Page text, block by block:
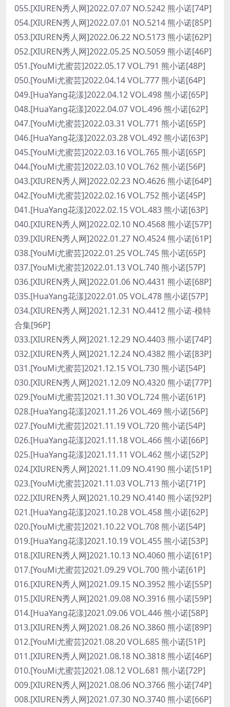
055.[XIUREN秀人网]2022.07.07 NO.5242 熊小诺[74P]
054.[XIUREN秀人网]2022.07.01 NO.5214 熊小诺[85P]
053.[XIUREN秀人网]2022.06.22 NO.5173 熊小诺[62P]
052.[XIUREN秀人网]2022.05.25 NO.5059 熊小诺[46P]
051.[YouMi尤蜜芸]2022.05.17 VOL.791 熊小诺[48P]
050.[YouMi尤蜜芸]2022.04.14 VOL.777 熊小诺[64P]
049.[HuaYang花漾]2022.04.12 VOL.498 熊小诺[65P]
048.[HuaYang花漾]2022.04.07 VOL.496 熊小诺[62P]
047.[YouMi尤蜜芸]2022.03.31 VOL.771 熊小诺[65P]
046.[HuaYang花漾]2022.03.28 VOL.492 熊小诺[63P]
045.[YouMi尤蜜芸]2022.03.16 VOL.765 熊小诺[65P]
044.[YouMi尤蜜芸]2022.03.10 VOL.762 熊小诺[56P]
043.[XIUREN秀人网]2022.02.23 NO.4626 熊小诺[64P]
042.[YouMi尤蜜芸]2022.02.16 VOL.752 熊小诺[45P]
041.[HuaYang花漾]2022.02.15 VOL.483 熊小诺[63P]
040.[XIUREN秀人网]2022.02.10 NO.4568 熊小诺[57P]
039.[XIUREN秀人网]2022.01.27 NO.4524 熊小诺[61P]
038.[YouMi尤蜜芸]2022.01.25 VOL.745 熊小诺[65P]
037.[YouMi尤蜜芸]2022.01.13 VOL.740 熊小诺[57P]
036.[XIUREN秀人网]2022.01.06 NO.4431 熊小诺[68P]
035.[HuaYang花漾]2022.01.05 VOL.478 熊小诺[57P]
034.[XIUREN秀人网]2021.12.31 NO.4412 熊小诺-模特
合集[96P]
033.[XIUREN秀人网]2021.12.29 NO.4403 熊小诺[74P]
032.[XIUREN秀人网]2021.12.24 NO.4382 熊小诺[83P]
031.[YouMi尤蜜芸]2021.12.15 VOL.730 熊小诺[54P]
030.[XIUREN秀人网]2021.12.09 NO.4320 熊小诺[77P]
029.[YouMi尤蜜芸]2021.11.30 VOL.724 熊小诺[61P]
028.[HuaYang花漾]2021.11.26 VOL.469 熊小诺[56P]
027.[YouMi尤蜜芸]2021.11.19 VOL.720 熊小诺[54P]
026.[HuaYang花漾]2021.11.18 VOL.466 熊小诺[66P]
025.[HuaYang花漾]2021.11.11 VOL.462 熊小诺[52P]
024.[XIUREN秀人网]2021.11.09 NO.4190 熊小诺[51P]
023.[YouMi尤蜜芸]2021.11.03 VOL.713 熊小诺[71P]
022.[XIUREN秀人网]2021.10.29 NO.4140 熊小诺[92P]
021.[HuaYang花漾]2021.10.28 VOL.458 熊小诺[62P]
020.[YouMi尤蜜芸]2021.10.22 VOL.708 熊小诺[54P]
019.[HuaYang花漾]2021.10.19 VOL.455 熊小诺[53P]
018.[XIUREN秀人网]2021.10.13 NO.4060 熊小诺[61P]
017.[YouMi尤蜜芸]2021.09.29 VOL.700 熊小诺[61P]
016.[XIUREN秀人网]2021.09.15 NO.3952 熊小诺[55P]
015.[XIUREN秀人网]2021.09.08 NO.3916 熊小诺[59P]
014.[HuaYang花漾]2021.09.06 VOL.446 熊小诺[58P]
013.[XIUREN秀人网]2021.08.26 NO.3860 熊小诺[89P]
012.[YouMi尤蜜芸]2021.08.20 VOL.685 熊小诺[51P]
011.[XIUREN秀人网]2021.08.18 NO.3818 熊小诺[46P]
010.[YouMi尤蜜芸]2021.08.12 VOL.681 熊小诺[72P]
009.[XIUREN秀人网]2021.08.06 NO.3766 熊小诺[74P]
008.[XIUREN秀人网]2021.07.30 NO.3740 熊小诺[66P]